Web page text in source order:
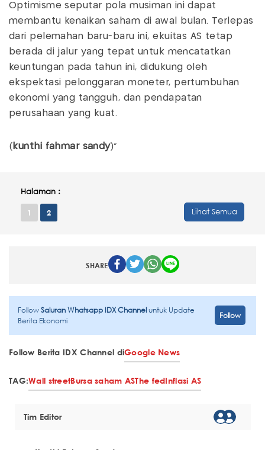
Optimisme seputar pola musiman ini dapat
membantu kenaikan saham di awal bulan. Terlepas
dari pelemahan baru-baru ini, ekuitas AS tetap
berada di jalur yang tepat untuk mencatatkan
keuntungan pada tahun ini, didukung oleh
ekspektasi pelonggaran moneter, pertumbuhan
ekonomi yang tangguh, dan pendapatan
perusahaan yang kuat.
( kunthi fahmar sandy)"
Halaman :
1 2 Lihat Semua
SHARE
FollowSaluran Whatsapp IDX Channeluntuk Update
Berita Ekonomi
Follow
Follow Berita IDX Channel diGoogle News
TAG:Wall streetBursa saham ASThe fedInflasi AS
Tim Editor